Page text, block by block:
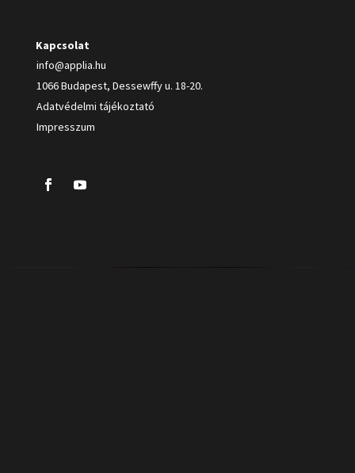
Kapcsolat
info@applia.hu
1066 Budapest, Dessewffy u. 18-20.
Adatvédelmi tájékoztató
Impresszum